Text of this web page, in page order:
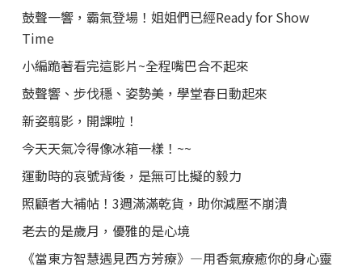
鼓聲一響，霸氣登場！姐姐們已經Ready for Show
Time
小編跪著看完這影片~全程嘴巴合不起來
鼓聲響、步伐穩、姿勢美，學堂春日動起來
新姿翦影，開課啦！
今天天氣冷得像冰箱一樣！~~
運動時的哀號背後，是無可比擬的毅力
照顧者大補帖！3週滿滿乾貨，助你減壓不崩潰
老去的是歲月，優雅的是心境
《當東方智慧遇見西方芳療》—用香氣療癒你的身心靈